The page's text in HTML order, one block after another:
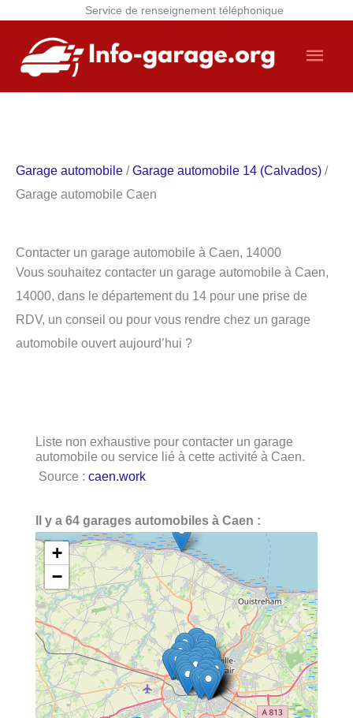
Service de renseignement téléphonique
contenu
Garage automobile /Garage automobile 14 (Calvados) /
Garage automobile Caen
Contacter un garage automobile à Caen, 14000
Vous souhaitez contacter un garage automobile à Caen,
14000, dans le département du 14 pour une prise de
RDV, un conseil ou pour vous rendre chez un garage
automobile ouvert aujourd’hui ?
Liste non exhaustive pour contacter un garage
automobile ou service lié à cette activité à Caen.
Source : caen.work
Il y a 64 garages automobiles à Caen :
+
−